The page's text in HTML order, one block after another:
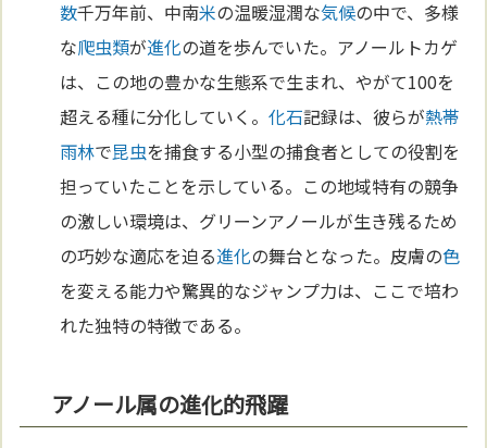
数千万年前、中南米の温暖湿潤な気候の中で、多様
な爬虫類が進化の道を歩んでいた。アノールトカゲ
は、この地の豊かな生態系で生まれ、やがて100を
超える種に分化していく。化石記録は、彼らが熱帯
雨林で昆虫を捕食する小型の捕食者としての役割を
担っていたことを示している。この地域特有の競争
の激しい環境は、グリーンアノールが生き残るため
の巧妙な適応を迫る進化の舞台となった。皮膚の色
を変える能力や驚異的なジャンプ力は、ここで培わ
れた独特の特徴である。
アノール属の進化的飛躍